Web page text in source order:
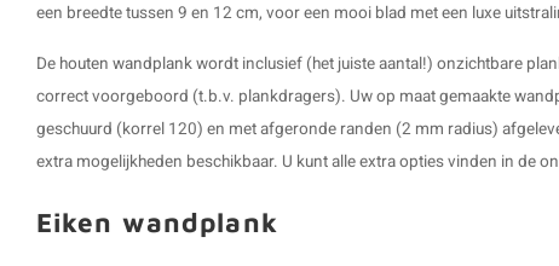
een breedte tussen 9 en 12 cm, voor een mooi blad met een luxe
De houten wandplankwordt inclusief (het juiste aantal!) onzichtbare
correct voorgeboord (t.b.v. plankdragers). Uw op maat gemaakte
geschuurd (korrel 120) en met afgeronde randen (2 mm radius)
extra mogelijkheden beschikbaar. U kunt alle extra opties vinden in de
Eiken wandplank